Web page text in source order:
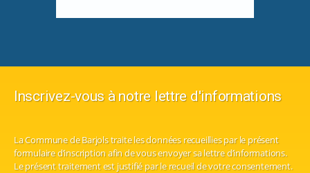
Inscrivez-vous à notre lettre d'informations
La Commune de Barjols traite les données recueillies par le présent
formulaire d’inscription afin de vous envoyer sa lettre d’informations.
Le présent traitement est justifié par le recueil de votre consentement.